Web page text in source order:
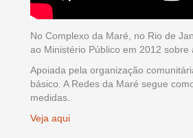
No Complexo da Maré, no Rio de
ao Ministério Público em 2012
Apoiada pela organização
básico. A Redes da Maré segue
medidas.
Veja aqui